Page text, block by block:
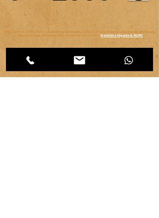
copyright © 2007-2026
| véronique chambeau | Tous droits réservés–Contenus protégés–
Reproduction interdite sans autorisation écrite.Mentions légales & RGPD